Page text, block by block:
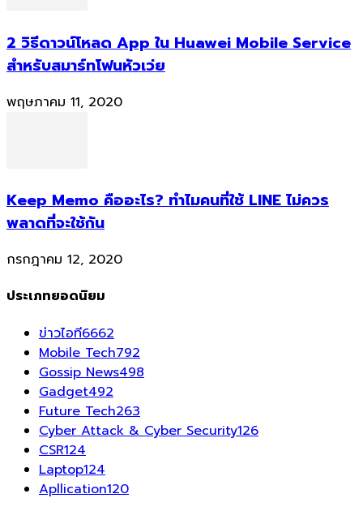
2 วิธีดาวน์โหลด App ใน Huawei Mobile Service
สำหรับสมาร์ทโฟนหัวเว่ย
พฤษภาคม 11, 2020
Keep Memo คืออะไร? ทำไมคนที่ใช้ LINE ไม่ควร
พลาดที่จะใช้กัน
กรกฎาคม 12, 2020
ประเภทยอดนิยม
ข่าวไอที6662
Mobile Tech792
Gossip News498
Gadget492
Future Tech263
Cyber Attack & Cyber Security126
CSR124
Laptop124
Apllication120